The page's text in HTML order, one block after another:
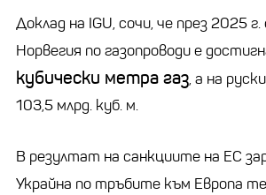
Доклад на IGU, сочи, че през 2025
Норвегия по газопроводи е
кубически метра газ, а на
103,5 млрд. куб. м.
В резултат на санкциите на ЕС
Украйна по тръбите към Европа